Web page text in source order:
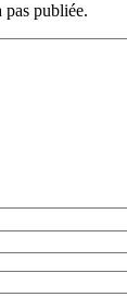
pas publiée.